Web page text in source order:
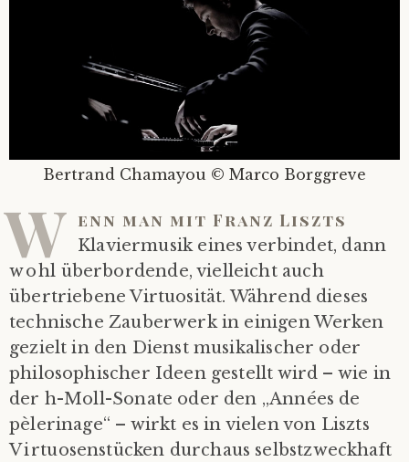
Bertrand Chamayou © Marco Borggreve
W enn man mit Franz Liszts
Klaviermusik eines verbindet, dann
wohl überbordende, vielleicht auch
übertriebene Virtuosität. Während dieses
technische Zauberwerk in einigen Werken
gezielt in den Dienst musikalischer oder
philosophischer Ideen gestellt wird – wie in
der h-Moll-Sonate oder den „Années de
pèlerinage“ – wirkt es in vielen von Liszts
Virtuosenstücken durchaus selbstzweckhaft